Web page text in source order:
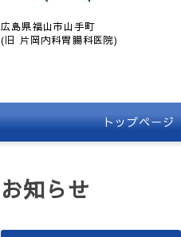
広島県福山市山手町
(旧 片岡内科胃腸科医院)
トップページ
お知らせ